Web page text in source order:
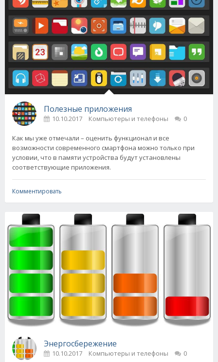
Полезные приложения
10.10.2017 Компьютеры и телефоны 0
Как мы уже отмечали – оценить функционал и все
возможности современного смартфона можно только при
условии, что в памяти устройства будут установлены
соответствующие приложения.
Комментировать
Энергосбережение
10.10.2017 Компьютеры и телефоны 0